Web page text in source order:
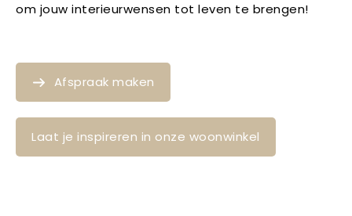
om jouw interieurwensen tot leven te brengen!
Afspraak maken
Laat je inspireren in onze woonwinkel